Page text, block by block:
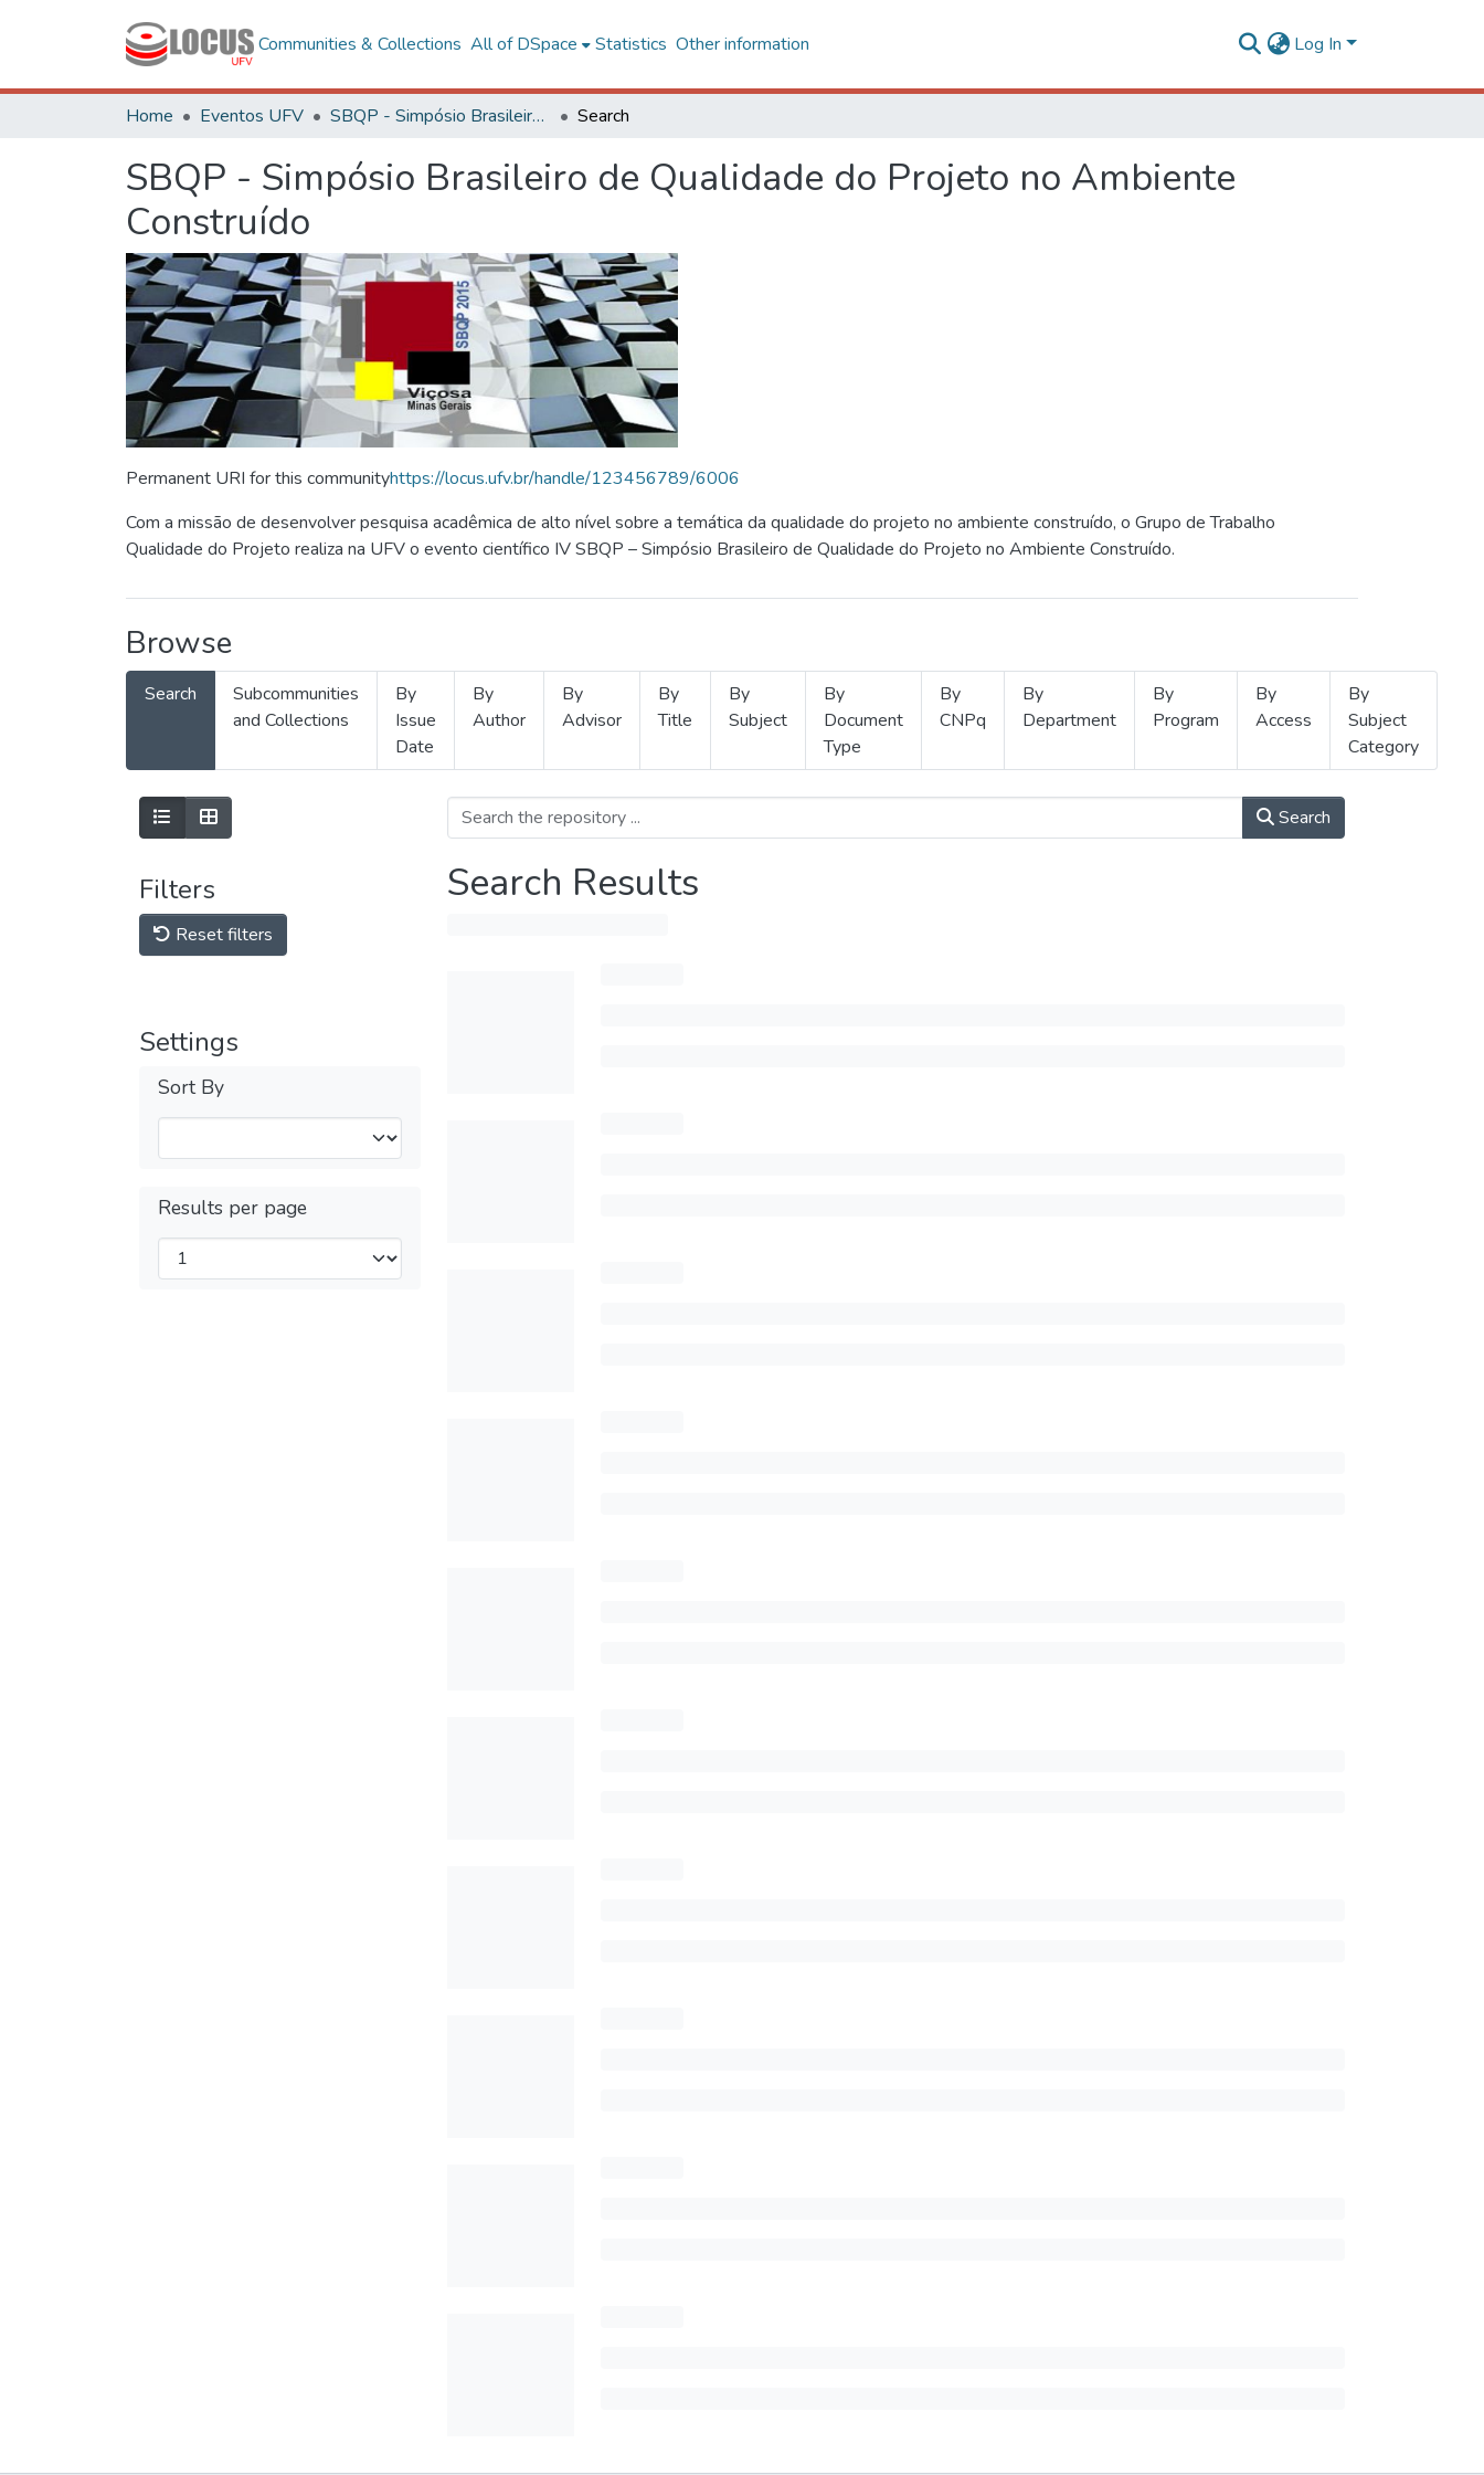
Communities & Collections All of DSpace Statistics Other information Log In
Home Eventos UFV SBQP - Simpósio Brasileiro de Qualidade do Projeto no Ambiente Construído Search
SBQP - Simpósio Brasileiro de Qualidade do Projeto no Ambiente
Construído
Permanent URI for this communityhttps://locus.ufv.br/handle/123456789/6006
Com a missão de desenvolver pesquisa acadêmica de alto nível sobre a temática da qualidade do projeto no ambiente construído, o Grupo de Trabalho
Qualidade do Projeto realiza na UFV o evento científico IV SBQP – Simpósio Brasileiro de Qualidade do Projeto no Ambiente Construído.
Browse
Search
Subcommunities
and Collections
By
Issue
Date
By
Author
By
Advisor
By
Title
By
Subject
By
Document
Type
By
CNPq
By
Department
By
Program
By
Access
By
Subject
Category
Filters
Reset filters
Settings
Sort By
Results per page
Search
Search Results